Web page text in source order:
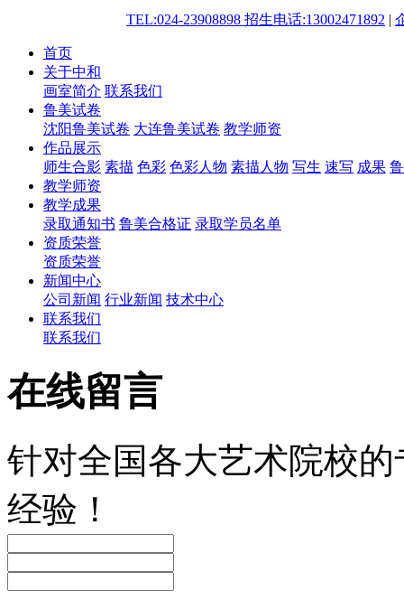
TEL:024-23908898 招生电话:13002471892 |
首页
关于中和
画室简介 联系我们
鲁美试卷
沈阳鲁美试卷 大连鲁美试卷 教学师资
作品展示
师生合影 素描 色彩 色彩人物 素描人物 写生 速写 成果
教学师资
教学成果
录取通知书 鲁美合格证 录取学员名单
资质荣誉
资质荣誉
新闻中心
公司新闻 行业新闻 技术中心
联系我们
联系我们
在线留言
针对全国各大艺术院校
经验！